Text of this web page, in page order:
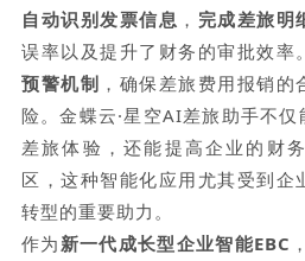
自动识别发票信息 ， 完成差旅明
误率以及提升了财务的审批效率
预警机制 ，确保差旅费用报销
险。金蝶云·星空AI差旅助手不
差旅体验，还能提高企业的财
区，这种智能化应用尤其受到企
转型的重要助力。
作为 新一代成长型企业智能EBC